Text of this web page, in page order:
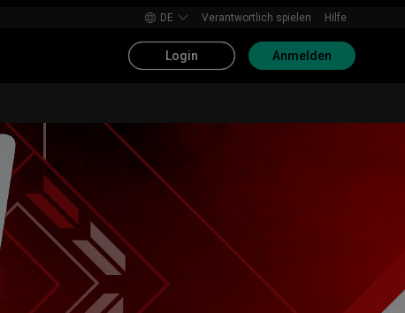
DE Verantwortlich spielen Hilfe
Login Anmelden